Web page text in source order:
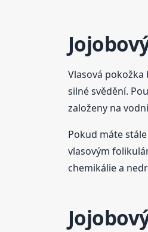
Vlasová
silné svědění.
založeny na
Pokud máte
vlasovým
chemikálie a